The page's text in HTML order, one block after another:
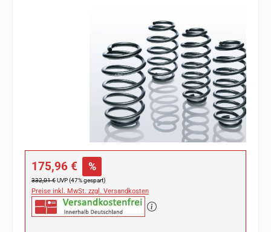
Verkaufspreis:
175,96 € %
Regulärer Preis:
332,01 €UVP (47% gespart)
Preise inkl. MwSt. zzgl. Versandkosten